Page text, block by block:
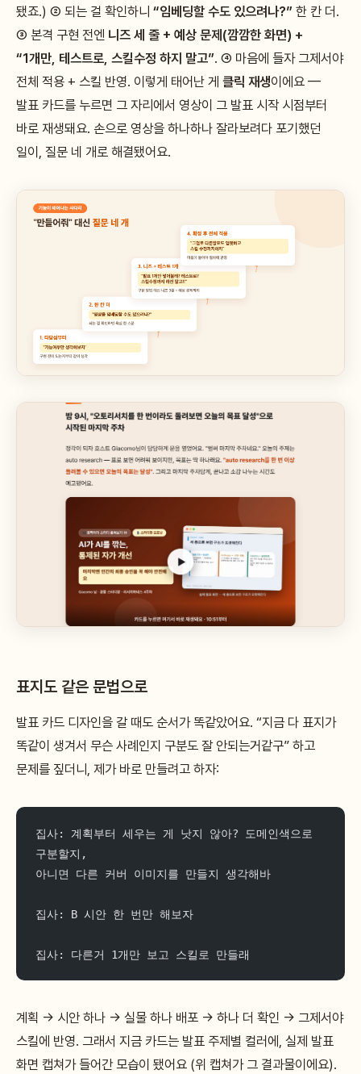
됐죠.) ② 되는 걸 확인하니 “임베딩할 수도 있으려나?” 한 칸 더.
③ 본격 구현 전엔 니즈 세 줄 + 예상 문제(깜깜한 화면) +
“1개만, 테스트로, 스킬수정 하지 말고”. ④ 마음에 들자 그제서야
전체 적용 + 스킬 반영. 이렇게 태어난 게 클릭 재생이에요 —
발표 카드를 누르면 그 자리에서 영상이 그 발표 시작 시점부터
바로 재생돼요. 손으로 영상을 하나하나 잘라보려다 포기했던
일이, 질문 네 개로 해결됐어요.
표지도 같은 문법으로
발표 카드 디자인을 갈 때도 순서가 똑같았어요. “지금 다 표지가
똑같이 생겨서 무슨 사례인지 구분도 잘 안되는거같구” 하고
문제를 짚더니, 제가 바로 만들려고 하자:
집사: 계획부터 세우는 게 낫지 않아? 도메인색으로
구분할지,
아니면 다른 커버 이미지를 만들지 생각해바
집사: B 시안 한 번만 해보자
집사: 다른거 1개만 보고 스킬로 만들래
계획 → 시안 하나 → 실물 하나 배포 → 하나 더 확인 → 그제서야
스킬에 반영. 그래서 지금 카드는 발표 주제별 컬러에, 실제 발표
화면 캡쳐가 들어간 모습이 됐어요 (위 캡쳐가 그 결과물이에요).